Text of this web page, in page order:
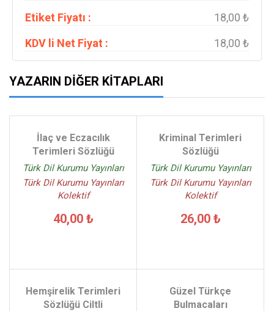
Etiket Fiyatı :
18,00 ₺
KDV li Net Fiyat :
18,00 ₺
YAZARIN DIĞER KITAPLARI
İlaç ve Eczacılık
Terimleri Sözlüğü
Türk Dil Kurumu Yayınları
Türk Dil Kurumu Yayınları
Kolektif
40,00 ₺
Kriminal Terimleri
Sözlüğü
Türk Dil Kurumu Yayınları
Türk Dil Kurumu Yayınları
Kolektif
26,00 ₺
Hemşirelik Terimleri
Sözlüğü Ciltli
Güzel Türkçe
Bulmacaları